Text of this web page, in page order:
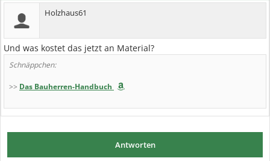
Holzhaus61
Und was kostet das jetzt an Material?
Schnäppchen:
>> Das Bauherren-Handbuch
Antworten